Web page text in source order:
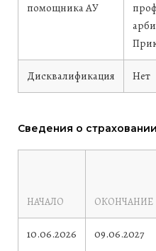
помощника АУ
Дисквалификация Нет
Сведения о страховании
НАЧАЛО ОКОНЧАНИЕ
10.06.2026 09.06.2027